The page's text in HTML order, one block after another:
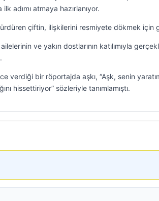
adımı atmaya hazırlanıyor.
çiftin, ilişkilerini resmiyete dökmek için
ve yakın dostlarının katılımıyla
verdiği bir röportajda aşkı, “Aşk, senin
hissettiriyor” sözleriyle tanımlamıştı.